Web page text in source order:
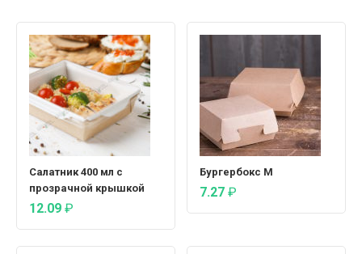
Салатник 400 мл с
прозрачной крышкой
12.09 ₽
Бургербокс М
7.27 ₽